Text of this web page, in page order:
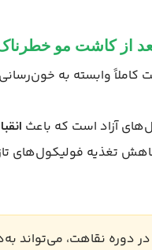
از کاشت مو
وابسته به
آزاد است که باعث
تغذیه فولیکول‌های
دوره نقاهت، می‌تواند